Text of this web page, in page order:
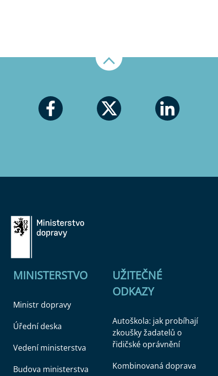
MINISTERSTVO
Ministr dopravy
Úřední deska
Vedení ministerstva
Budova ministerstva
UŽITEČNÉ
ODKAZY
Autoškola: jak probíhají
zkoušky žadatelů o
řidičské oprávnění
Kombinovaná doprava